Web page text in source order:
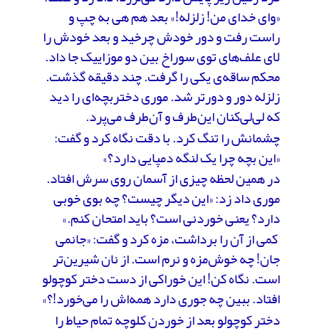
«وای خدای من! زلزله!» بعد هم هی به چپ و
راست رفت و دور خودش چرخید و بعد خودش را
لای علف‌های توی سوراخ بین دو موزاییک جا داد.
محکم ساقه‌ی یکی را گرفت. چند دقیقه گذشت.
زلزله دور و دورتر شد. موری دختربچه‌ای را دید
که لی‌لی‌کنان این‌طرف و آن‌طرف می‌پرد.
چشمانش را تنگ کرد. با دقت نگاه کرد و گفت:
«این بچه چرا یک لنگه دمپایی دارد؟»
در همین لحظه چیزی از آسمان روی سرش افتاد.
موری داد زد: «این دیگر چیست؟ چه بوی خوبی
دارد؟ یعنی خوردنی است؟ باید امتحان کنم.»
کمی از آن را برداشت، مزه کرد و گفت: «جانمی
جان! چه خوش‌مزه و نرم است. از نان شیرین‌تر
است. نگاه کن! این خوراکی از دست دختر کوچولو
افتاد. ببین چه جوری دارد همه‌اش را می‌خورد!؟»
دختر کوچولو بعد از خوردن کلوچه تمام حیاط را